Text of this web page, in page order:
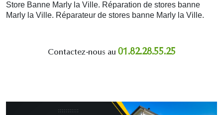
Store Banne Marly la Ville. Réparation de stores banne
Marly la Ville. Réparateur de stores banne Marly la Ville.
Contactez-nous au 01.82.28.55.25